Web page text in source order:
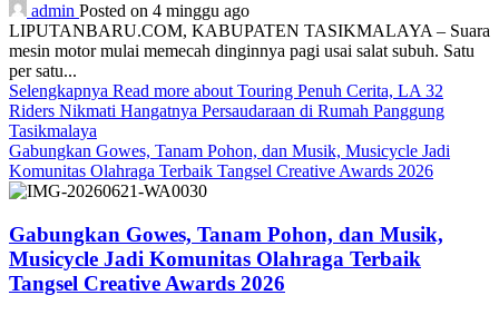
admin Posted on 4 minggu ago
LIPUTANBARU.COM, KABUPATEN TASIKMALAYA – Suara
mesin motor mulai memecah dinginnya pagi usai salat subuh. Satu
per satu...
Selengkapnya Read more about Touring Penuh Cerita, LA 32
Riders Nikmati Hangatnya Persaudaraan di Rumah Panggung
Tasikmalaya
Gabungkan Gowes, Tanam Pohon, dan Musik, Musicycle Jadi
Komunitas Olahraga Terbaik Tangsel Creative Awards 2026
Gabungkan Gowes, Tanam Pohon, dan Musik,
Musicycle Jadi Komunitas Olahraga Terbaik
Tangsel Creative Awards 2026